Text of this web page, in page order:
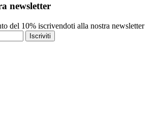
newsletter
del 10% iscrivendoti alla nostra newsletter
Iscriviti